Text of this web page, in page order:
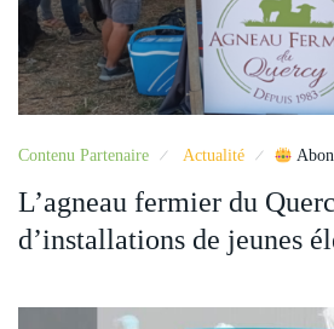
Contenu Partenaire Actualité
L’agneau fermier du
d’installations de jeunes